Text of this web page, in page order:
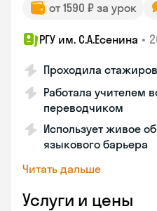
от 1590 ₽ за урок
РГУ им. С.А.Есенина •
Проходила
Работала учителем
переводчиком
Использует живое
языкового барьера
Читать дальше
Услуги и цены